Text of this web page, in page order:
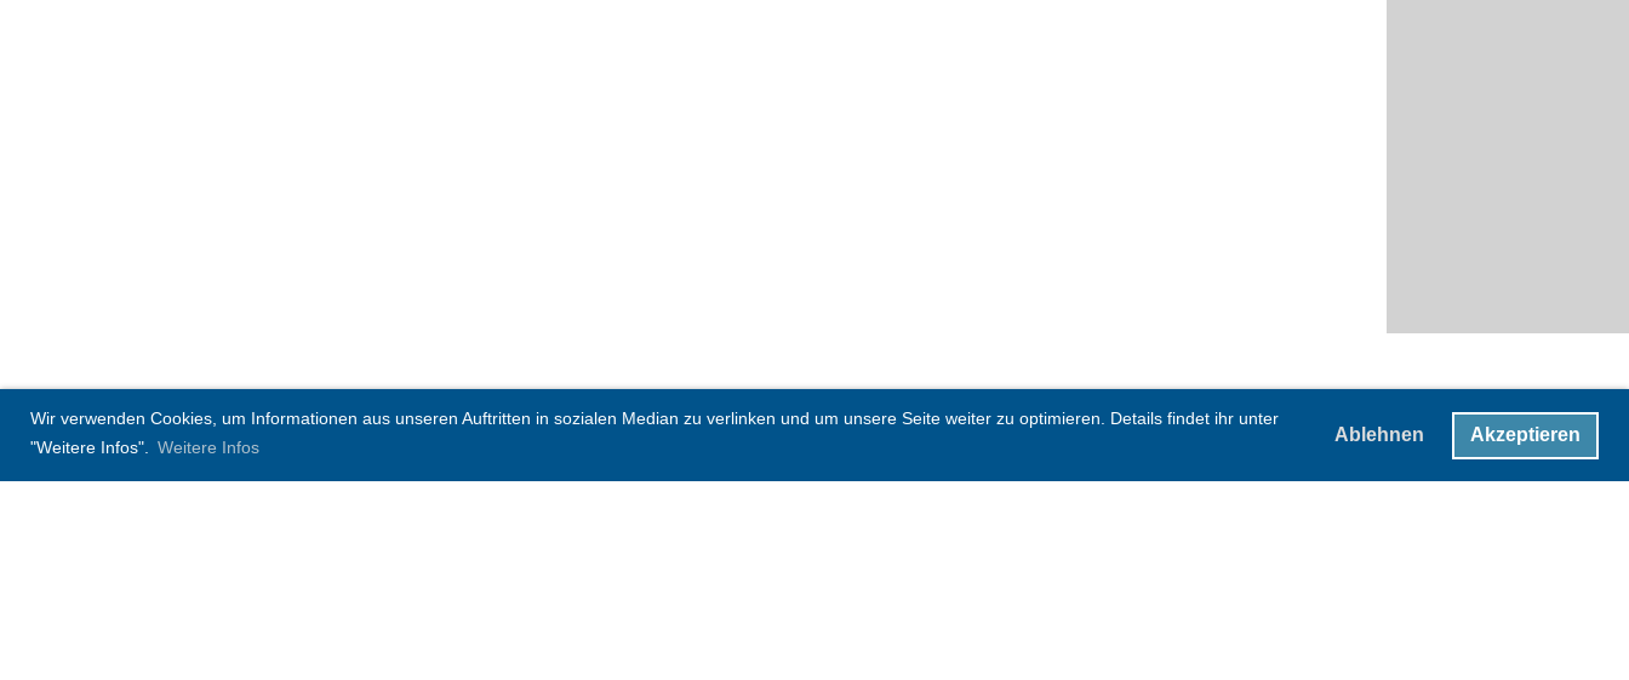
Wir verwenden Cookies, um Informationen aus unseren Auftritten in sozialen Median zu verlinken und um unsere Seite weiter zu optimieren. Details findet ihr unter
"Weitere Infos". Weitere Infos
Ablehnen Akzeptieren